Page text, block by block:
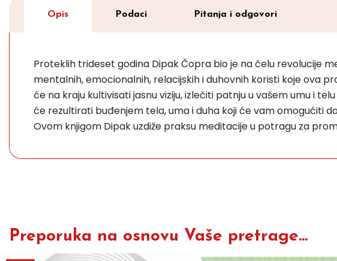
Opis Podaci Pitanja i odgovori
Proteklih trideset godina Dipak Čopra bio je na čelu revolucije
mentalnih, emocionalnih, relacijskih i duhovnih koristi koje ova
će na kraju kultivisati jasnu viziju, izlečiti patnju u vašem umu i
će rezultirati buđenjem tela, uma i duha koji će vam omogućiti
Ovom knjigom Dipak uzdiže praksu meditacije u potragu za
Preporuka na osnovu Vaše pretrage...